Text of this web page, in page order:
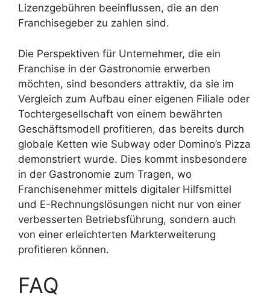
Lizenzgebühren beeinflussen, die an den
Franchisegeber zu zahlen sind.
Die Perspektiven für Unternehmer, die ein
Franchise in der Gastronomie erwerben
möchten, sind besonders attraktiv, da sie im
Vergleich zum Aufbau einer eigenen Filiale oder
Tochtergesellschaft von einem bewährten
Geschäftsmodell profitieren, das bereits durch
globale Ketten wie Subway oder Domino’s Pizza
demonstriert wurde. Dies kommt insbesondere
in der Gastronomie zum Tragen, wo
Franchisenehmer mittels digitaler Hilfsmittel
und E-Rechnungslösungen nicht nur von einer
verbesserten Betriebsführung, sondern auch
von einer erleichterten Markterweiterung
profitieren können.
FAQ